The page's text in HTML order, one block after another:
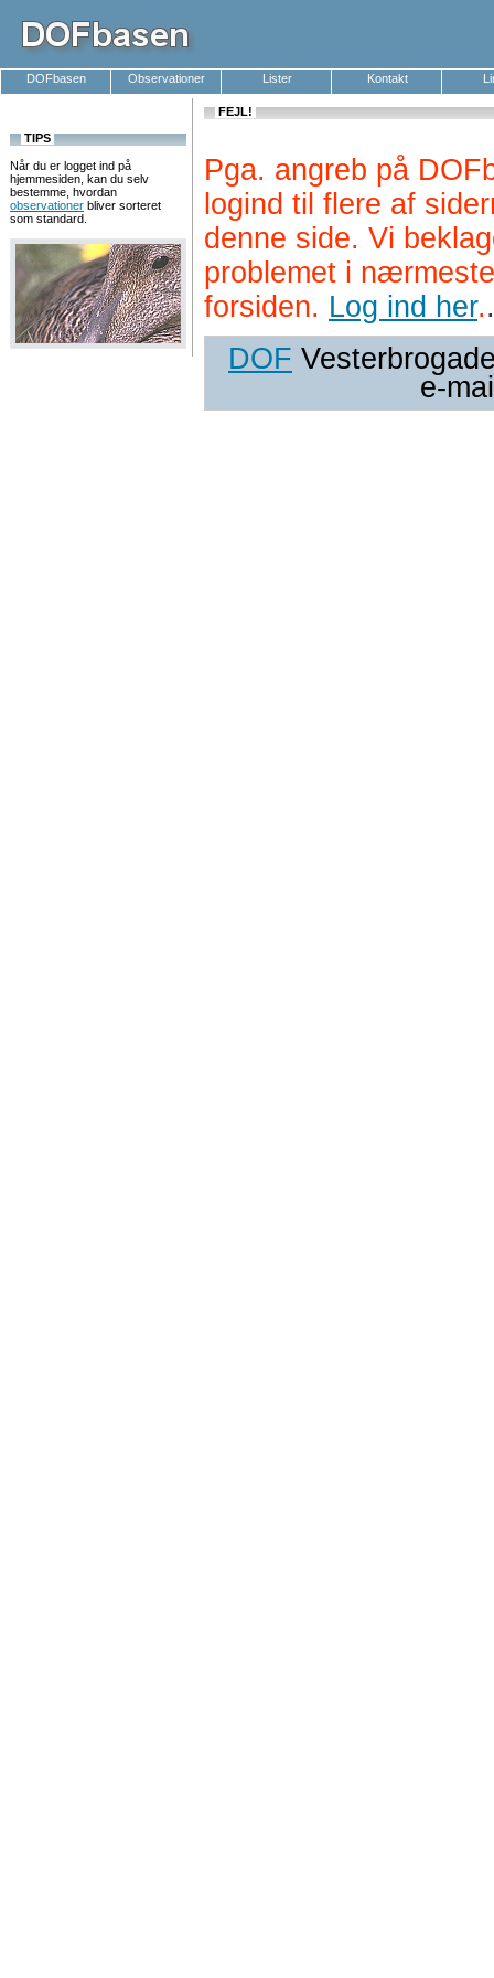
DOFbasen Observationer Lister Kontakt
TIPS
Når du er logget ind på
hjemmesiden, kan du selv
bestemme, hvordan
observationer bliver sorteret
som standard.
FEJL!
Pga. angreb på
logind til flere af
denne side. Vi
problemet i
forsiden. Log ind her..
DOF
e-